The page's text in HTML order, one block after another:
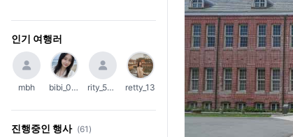
인기 여행러
mbh bibi_0203 rity_5004 retty_13
진행중인 행사 (61)